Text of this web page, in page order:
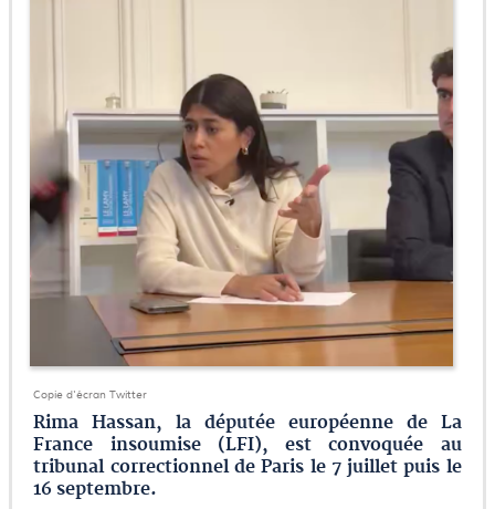
Copie d'écran Twitter
Rima Hassan, la députée européenne de La
France insoumise (LFI), est convoquée au
tribunal correctionnel de Paris le 7 juillet puis le
16 septembre.